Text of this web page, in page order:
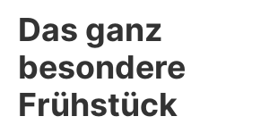
Das ganz
besondere
Frühstück